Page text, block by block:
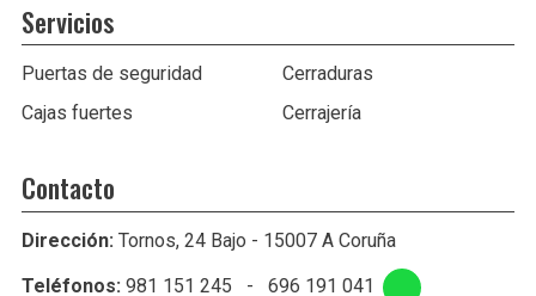
Servicios
Puertas de seguridad
Cerraduras
Cajas fuertes
Cerrajería
Contacto
Dirección: Tornos, 24 Bajo - 15007 A Coruña
Teléfonos: 981 151 245 - 696 191 041